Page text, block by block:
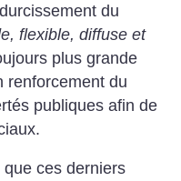
du
flexible, diffuse et
plus grande
renforcement du
publiques afin de
ces derniers